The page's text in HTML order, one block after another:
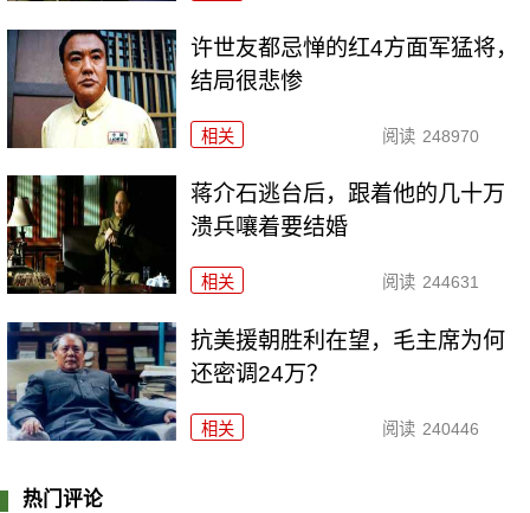
许世友都忌惮的红4方面军猛将，
结局很悲惨
相关 阅读 248970
蒋介石逃台后，跟着他的几十万
溃兵嚷着要结婚
相关 阅读 244631
抗美援朝胜利在望，毛主席为何
还密调24万？
相关 阅读 240446
热门评论